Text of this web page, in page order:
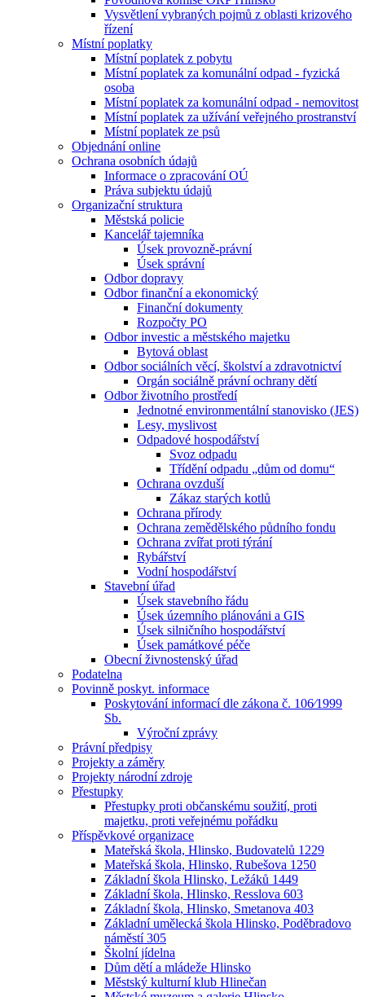
Vysvětlení vybraných pojmů z oblasti krizového
řízení
Místní poplatky
Místní poplatek z pobytu
Místní poplatek za komunální odpad - fyzická
osoba
Místní poplatek za komunální odpad - nemovitost
Místní poplatek za užívání veřejného prostranství
Místní poplatek ze psů
Objednání online
Ochrana osobních údajů
Informace o zpracování OÚ
Práva subjektu údajů
Organizační struktura
Městská policie
Kancelář tajemníka
Úsek provozně-právní
Úsek správní
Odbor dopravy
Odbor finanční a ekonomický
Finanční dokumenty
Rozpočty PO
Odbor investic a městského majetku
Bytová oblast
Odbor sociálních věcí, školství a zdravotnictví
Orgán sociálně právní ochrany dětí
Odbor životního prostředí
Jednotné environmentální stanovisko (JES)
Lesy, myslivost
Odpadové hospodářství
Svoz odpadu
Třídění odpadu „dům od domu“
Ochrana ovzduší
Zákaz starých kotlů
Ochrana přírody
Ochrana zemědělského půdního fondu
Ochrana zvířat proti týrání
Rybářství
Vodní hospodářství
Stavební úřad
Úsek stavebního řádu
Úsek územního plánováni a GIS
Úsek silničního hospodářství
Úsek památkové péče
Obecní živnostenský úřad
Podatelna
Povinně poskyt. informace
Poskytování informací dle zákona č. 106⁄1999
Sb.
Výroční zprávy
Právní předpisy
Projekty a záměry
Projekty národní zdroje
Přestupky
Přestupky proti občanskému soužití, proti
majetku, proti veřejnému pořádku
Příspěvkové organizace
Mateřská škola, Hlinsko, Budovatelů 1229
Mateřská škola, Hlinsko, Rubešova 1250
Základní škola Hlinsko, Ležáků 1449
Základní škola, Hlinsko, Resslova 603
Základní škola, Hlinsko, Smetanova 403
Základní umělecká škola Hlinsko, Poděbradovo
náměstí 305
Školní jídelna
Dům dětí a mládeže Hlinsko
Městský kulturní klub Hlinečan